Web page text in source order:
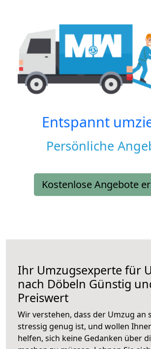
Entspannt
Persönliche
Kostenlose Angebote
Ihr Umzugsexperte für
nach Döbeln Günstig
Preiswert
Wir verstehen, dass der Umzug an
stressig genug ist, und wollen
helfen, sich keine Gedanken über